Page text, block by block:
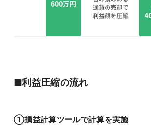
■利益圧縮の流れ
①損益計算ツールで計算を実施